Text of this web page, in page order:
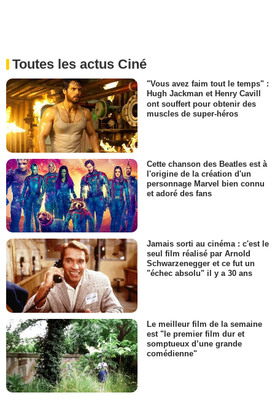
Toutes les actus Ciné
"Vous avez faim tout le temps" :
Hugh Jackman et Henry Cavill
ont souffert pour obtenir des
muscles de super-héros
Cette chanson des Beatles est à
l'origine de la création d'un
personnage Marvel bien connu
et adoré des fans
Jamais sorti au cinéma : c'est le
seul film réalisé par Arnold
Schwarzenegger et ce fut un
"échec absolu" il y a 30 ans
Le meilleur film de la semaine
est "le premier film dur et
somptueux d’une grande
comédienne"